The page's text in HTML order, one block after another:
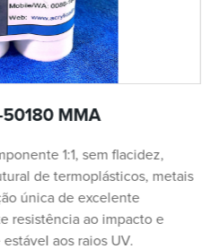
MMA
1:1, sem flacidez,
de termoplásticos, metais
única de excelente
resistência ao impacto e
aos raios UV.